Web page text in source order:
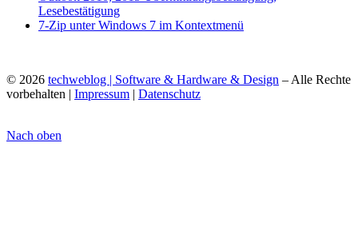
Lesebestätigung
7-Zip unter Windows 7 im Kontextmenü
© 2026 techweblog | Software & Hardware & Design – Alle Rechte
vorbehalten | Impressum | Datenschutz
Nach oben